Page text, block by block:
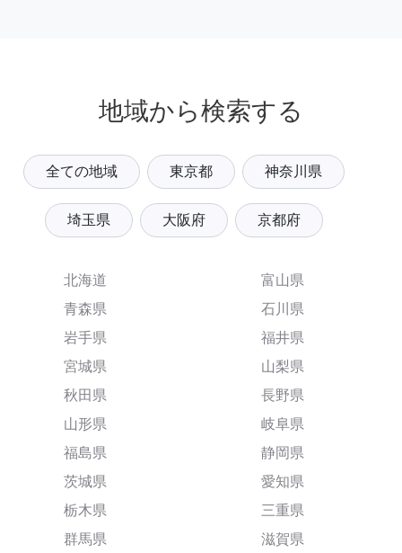
地域から検索する
全ての地域 東京都 神奈川県
埼玉県 大阪府 京都府
北海道
青森県
岩手県
宮城県
秋田県
山形県
福島県
茨城県
栃木県
群馬県
富山県
石川県
福井県
山梨県
長野県
岐阜県
静岡県
愛知県
三重県
滋賀県